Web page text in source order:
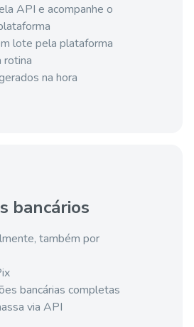
API e acompanhe o
lote pela plataforma
rotina
na hora
bancários
também por
bancárias completas
via API